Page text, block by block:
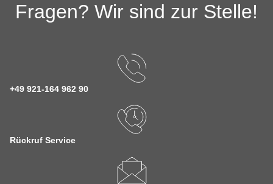
Fragen? Wir sind zur Stelle!
+49 921-164 962 90
Rückruf Service